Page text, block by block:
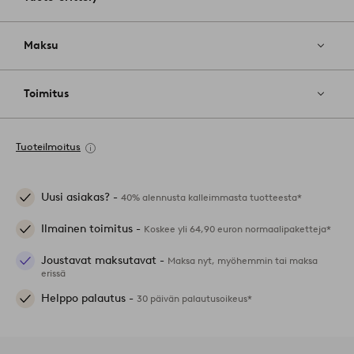
Maksu
Toimitus
Tuoteilmoitus
Uusi asiakas? - 40% alennusta kalleimmasta tuotteesta*
Ilmainen toimitus - Koskee yli 64,90 euron normaalipaketteja*
Joustavat maksutavat - Maksa nyt, myöhemmin tai maksa
erissä
Helppo palautus - 30 päivän palautusoikeus*